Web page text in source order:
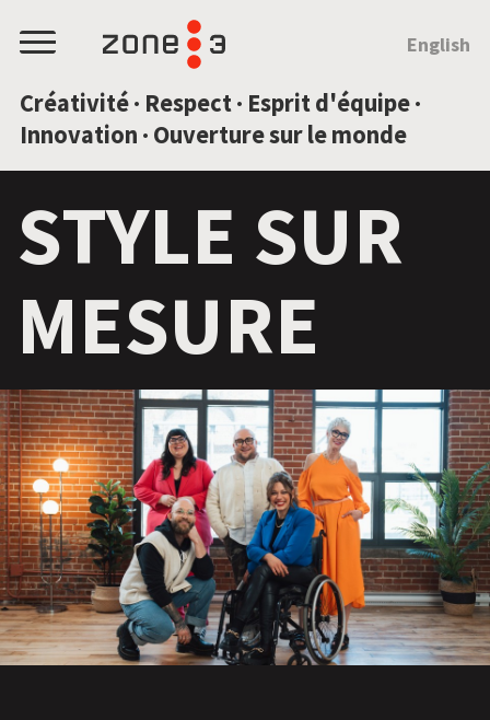
Menu
Créativité · Respect · Esprit d'équipe ·
Innovation · Ouverture sur le monde
English
STYLE SUR
MESURE